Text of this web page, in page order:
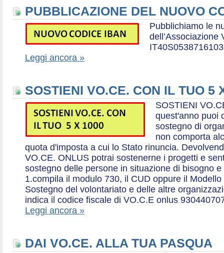
PUBBLICAZIONE DEL NUOVO
Pubblichiamo le
dell’Associazione
Leggi ancora »
SOSTIENI VO.CE. CON IL TUO 5
SOSTIENI
quest'anno puoi
sostegno di
non comporta
quota d'imposta a cui lo Stato rinuncia.
VO.CE. ONLUS potrai sostenerne i progetti e
sostegno delle persone in situazione di bisogno
1.compila il modulo 730, il CUD oppure il
Sostegno del volontariato e delle altre
indica il codice fiscale di VO.C.E onlus
Leggi ancora »
DAI VO.CE. ALLA TUA PASQUA